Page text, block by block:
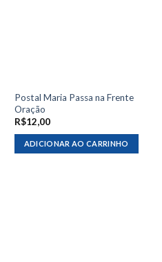
Postal Maria Passa na Frente
Oração
R$12,00
ADICIONAR AO CARRINHO